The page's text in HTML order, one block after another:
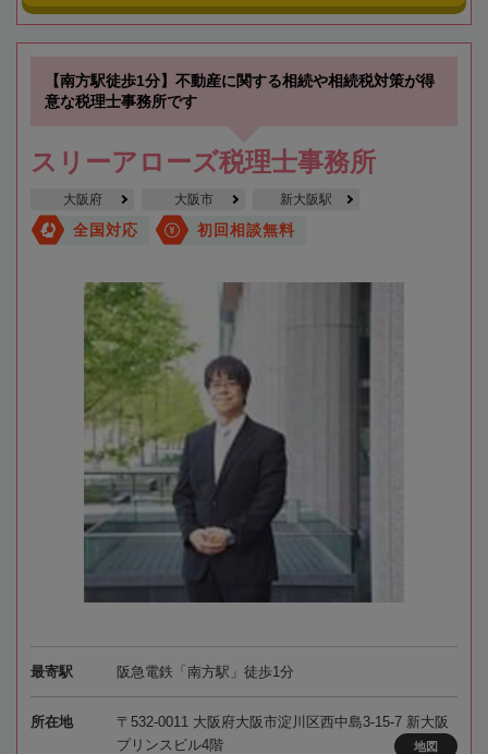
【南方駅徒歩1分】不動産に関する相続や相続税対策が得
意な税理士事務所です
スリーアローズ税理士事務所
大阪府 大阪市 新大阪駅
全国対応 初回相談無料
最寄駅 阪急電鉄「南方駅」徒歩1分
所在地
〒532-0011 大阪府大阪市淀川区西中島3-15-7 新大阪
プリンスビル4階
地図